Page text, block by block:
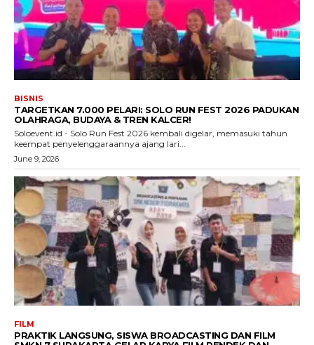
BISNIS
TARGETKAN 7.000 PELARI: SOLO RUN FEST 2026 PADUKAN
OLAHRAGA, BUDAYA & TREN KALCER!
Soloevent.id - Solo Run Fest 2026 kembali digelar, memasuki tahun
keempat penyelenggaraannya ajang lari...
June 9, 2026
FILM
PRAKTIK LANGSUNG, SISWA BROADCASTING DAN FILM